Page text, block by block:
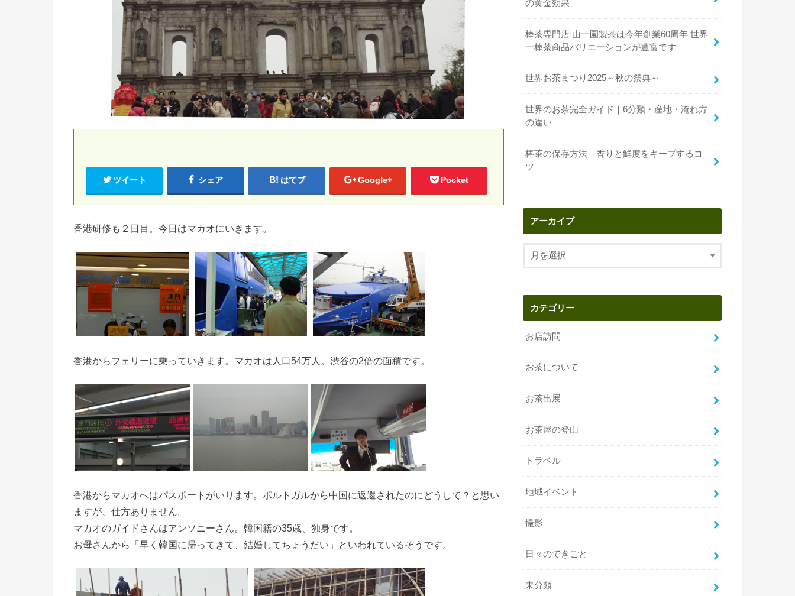
ツイート シェア はてブ Google+ Pocket
香港研修も２日目。今日はマカオにいきます。
香港からフェリーに乗っていきます。マカオは人口54万人。渋谷の2倍の面積です。
香港からマカオへはパスポートがいります。ポルトガルから中国に返還されたのにどうして？と思い
ますが、仕方ありません。
マカオのガイドさんはアンソニーさん。韓国籍の35歳、独身です。
お母さんから「早く韓国に帰ってきて、結婚してちょうだい」といわれているそうです。
の黄金効果」
棒茶専門店 山一園製茶は今年創業60周年 世界
一棒茶商品バリエーションが豊富です
世界お茶まつり2025～秋の祭典～
世界のお茶完全ガイド｜6分類・産地・淹れ方
の違い
棒茶の保存方法｜香りと鮮度をキープするコ
ツ
アーカイブ
カテゴリー
お店訪問
お茶について
お茶出展
お茶屋の登山
トラベル
地域イベント
撮影
日々のできごと
未分類